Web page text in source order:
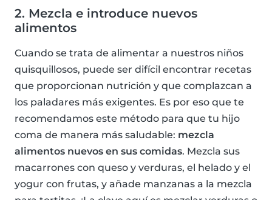
2. Mezcla e introduce nuevos
alimentos
Cuando se trata de alimentar a nuestros niños
quisquillosos, puede ser difícil encontrar recetas
que proporcionan nutrición y que complazcan a
los paladares más exigentes. Es por eso que te
recomendamos este método para que tu hijo
coma de manera más saludable: mezcla
alimentos nuevos en sus comidas. Mezcla sus
macarrones con queso y verduras, el helado y el
yogur con frutas, y añade manzanas a la mezcla